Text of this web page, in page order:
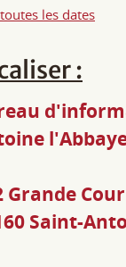
les dates
:
Grande Cour
Saint-